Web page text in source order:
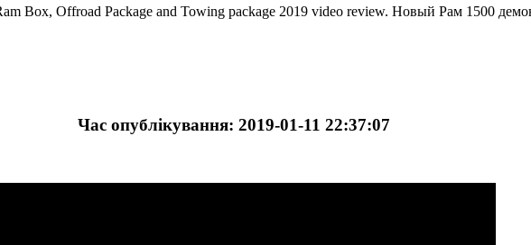
Box, Offroad Package and Towing package 2019 video review. Новый Рам 1500
Час опублікування: 2019-01-11 22:37:07